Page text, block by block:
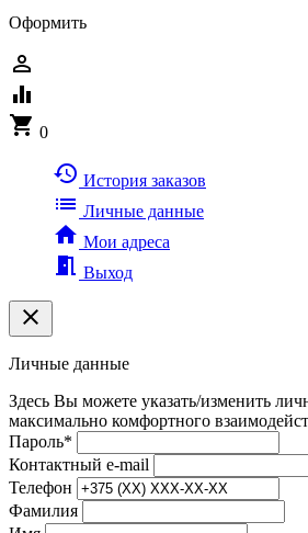
Оформить
person_outline
equalizer
shopping_cart 0
history История заказов
list Личные данные
home Мои адреса
meeting_room Выход
clear
Личные данные
Здесь Вы можете указать/изменить
максимально комфортного
Пароль*
Контактный e-mail
Телефон
Фамилия